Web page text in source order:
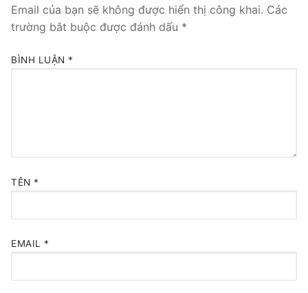
Tổng đài VoIP Yeastar S20
IPPBX FOR LARGE ENTERPRISES
VOIP GATEWAY
FXS VoIP Gateway
Email của bạn sẽ không được hiển thị công khai. Các
trường bắt buộc được đánh dấu *
BÌNH LUẬN *
TÊN *
EMAIL *